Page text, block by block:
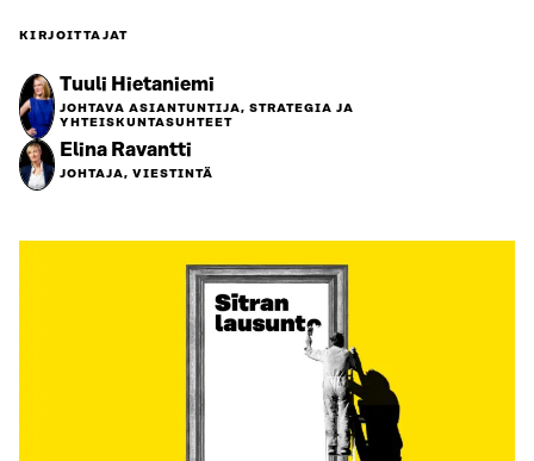
KIRJOITTAJAT
Tuuli Hietaniemi
JOHTAVA ASIANTUNTIJA, STRATEGIA JA
YHTEISKUNTASUHTEET
Elina Ravantti
JOHTAJA, VIESTINTÄ